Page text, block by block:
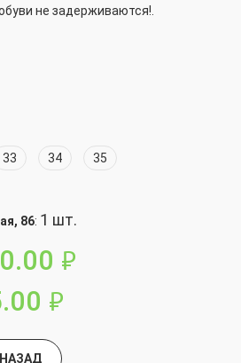
не задерживаются!.
33 34 35
86: 1 шт.
руб.
руб.
НАЗАД